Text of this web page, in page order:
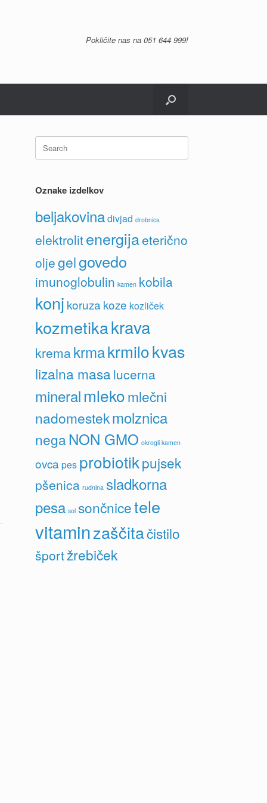
Pokličite nas na 051 644 999!
Search
for:
Oznake izdelkov
beljakovinadivjad drobnica
elektrolitenergijaeterično
oljegelgovedo
imunoglobulin kamen kobila
konj koruza koze kozliček
kozmetikakrava
kremakrmakrmilokvas
lizalna masalucerna
mineralmlekomlečni
nadomestekmolznica
negaNON GMO okrogli kamen
ovca pes probiotikpujsek
pšenica rudnina sladkorna
pesa sol sončnicetele
vitaminzaščitačistilo
športžrebiček